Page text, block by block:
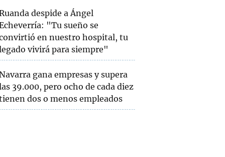
despide a Ángel
"Tu sueño se
en nuestro hospital, tu
vivirá para siempre"
gana empresas y supera
39.000, pero ocho de cada diez
dos o menos empleados